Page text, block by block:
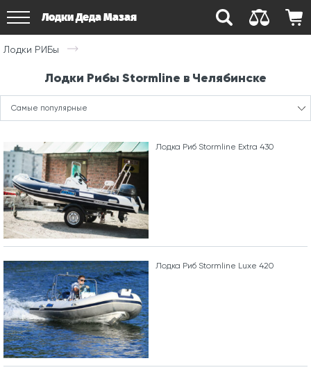
Лодки Деда Мазая
Лодки РИБы
Лодки Рибы Stormline в Челябинске
Самые популярные
Лодка Риб Stormline Extra 430
Лодка Риб Stormline Luxe 420